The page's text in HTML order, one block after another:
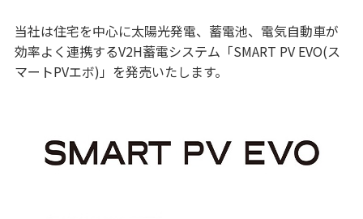
当社は住宅を中心に太陽光発電、蓄電池、電気自動車が
効率よく連携するV2H蓄電システム「SMART PV EVO(ス
マートPVエボ)」を発売いたします。